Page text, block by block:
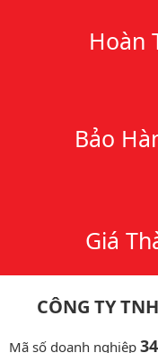
Hoàn
Bảo
Giá
CÔNG TY
Mã số doanh nghiệp